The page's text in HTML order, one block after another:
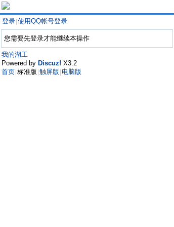
登录 使用QQ帐号登录
您需要先登录才能继续本操作
我的湖工
Powered by Discuz! X3.2
首页 标准版 触屏版 电脑版